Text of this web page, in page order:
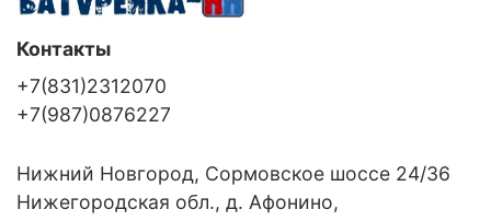
Контакты
+7(831)2312070
+7(987)0876227
Нижний Новгород, Сормовское шоссе 24/36
Нижегородская обл., д. Афонино,